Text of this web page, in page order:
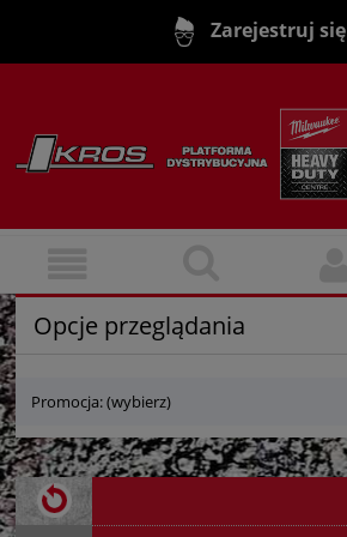
Zarejestruj się
Opcje przeglądania
Promocja: (wybierz)